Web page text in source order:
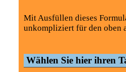
Mit Ausfüllen dieses
unkompliziert für den oben
Wählen Sie hier ihren